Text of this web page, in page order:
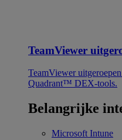
TeamViewer
TeamViewer
Quadrant™ DEX-tools.
Belangrijke
Microsoft Intune